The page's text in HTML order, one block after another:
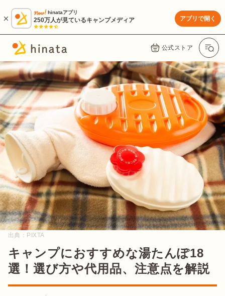
hinataアプリ
250万人が見ているキャンプメディア アプリで開く
公式ストア
出典： PIXTA
キャンプにおすすめな湯たんぽ18
選！選び方や代用品、注意点を解説